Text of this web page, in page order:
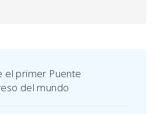
el primer Puente
del mundo